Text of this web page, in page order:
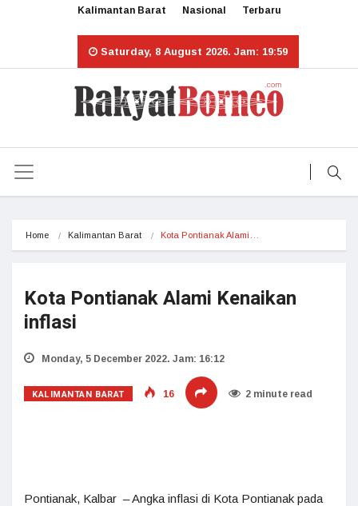
Kalimantan Barat Nasional Terbaru
Saturday, 8 August 2026. Jam: 19:59
Home Kalimantan Barat Kota Pontianak Alami…
Kota Pontianak Alami Kenaikan
inflasi
Monday, 5 December 2022. Jam: 16:12
KALIMANTAN BARAT 16 2 minute read
Pontianak, Kalbar – Angka inflasi di Kota Pontianak pada